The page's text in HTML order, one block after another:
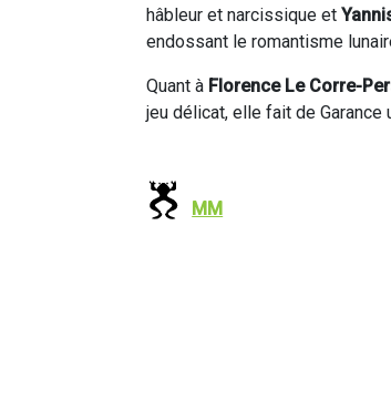
hâbleur et narcissique et
endossant le romantisme
Quant à Florence Le Corre-
jeu délicat, elle fait de Garance
MM